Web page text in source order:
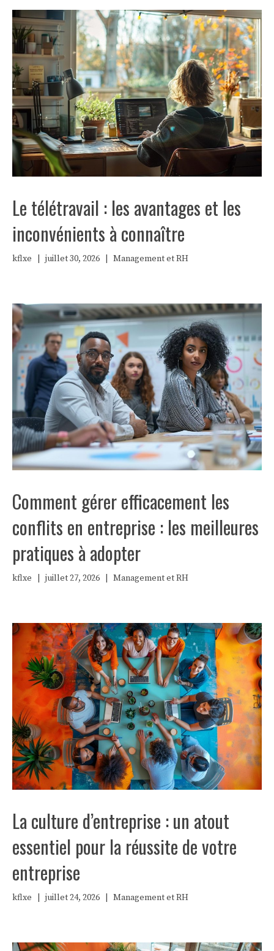
Le télétravail : les avantages et les
inconvénients à connaître
kflxe juillet 30, 2026 Management et RH
Comment gérer efficacement les
conflits en entreprise : les meilleures
pratiques à adopter
kflxe juillet 27, 2026 Management et RH
La culture d’entreprise : un atout
essentiel pour la réussite de votre
entreprise
kflxe juillet 24, 2026 Management et RH